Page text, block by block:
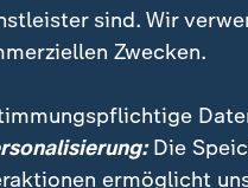
sind. Wir
Zwecken.
Die
ermöglicht